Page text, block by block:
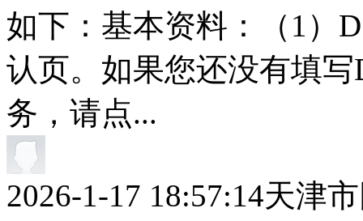
如下：基本资料：（1）
认页。如果您还没有填
务，请点...
2026-1-17 18:57:14天津